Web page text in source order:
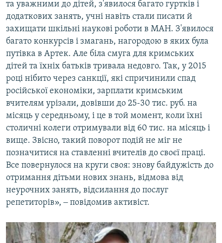
та уважними до дітей, з'явилося багато гуртків і
додаткових занять, учні навіть стали писати й
захищати шкільні наукові роботи в МАН. З'явилося
багато конкурсів і змагань, нагородою в яких була
путівка в Артек. Але біла смуга для кримських
дітей та їхніх батьків тривала недовго. Так, у 2015
році нібито через санкції, які спричинили спад
російської економіки, зарплати кримським
вчителям урізали, довівши до 25-30 тис. руб. на
місяць у середньому, і це в той момент, коли їхні
столичні колеги отримували від 60 тис. на місяць і
вище. Звісно, такий поворот подій не міг не
позначитися на ставленні вчителів до своєї праці.
Все повернулося на круги своя: знову байдужість до
отримання дітьми нових знань, відмова від
неурочних занять, відсилання до послуг
репетиторів», ‒ повідомив активіст.